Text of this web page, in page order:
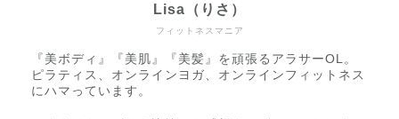
フィットネスマニア
Lisa（りさ）
『美ボディ』『美肌』『美髪』を頑張るアラサーOL。
ピラティス、オンラインヨガ、オンラインフィットネス
にハマっています。